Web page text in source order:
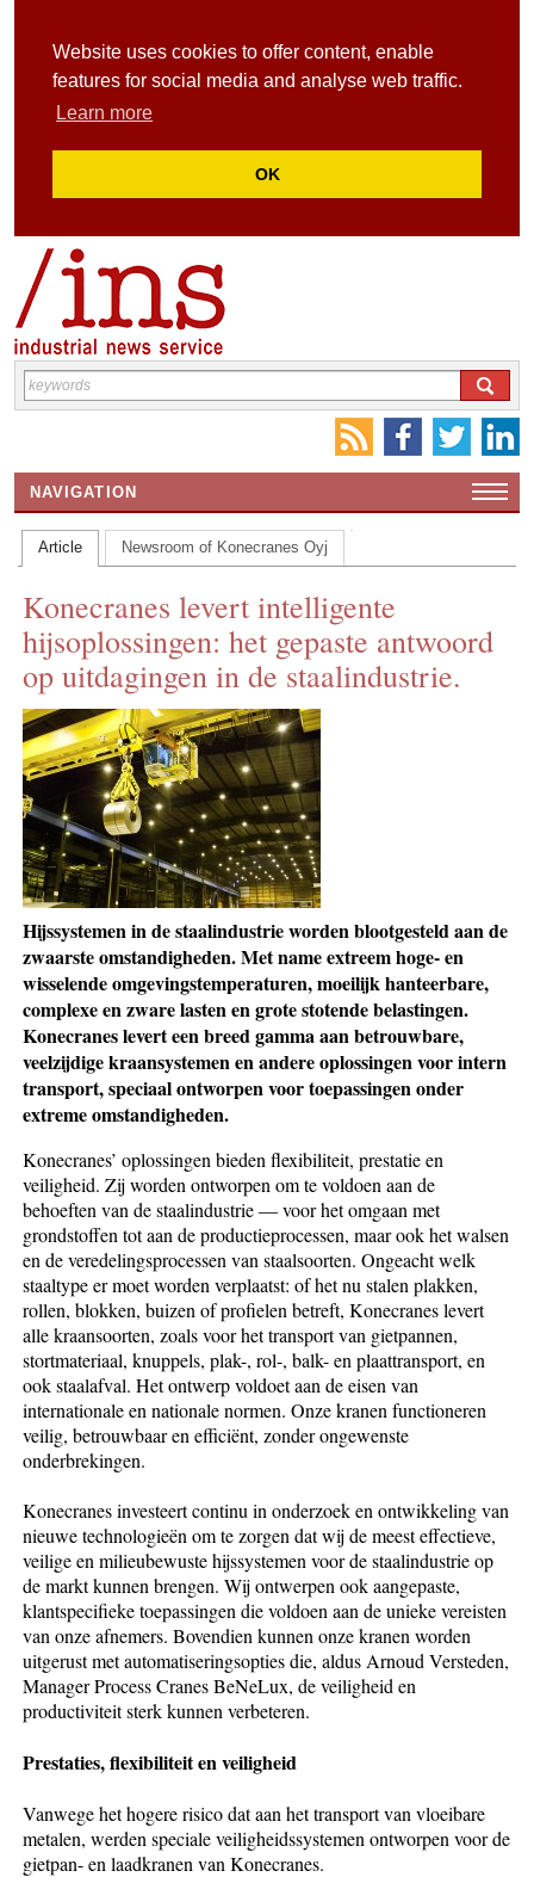
Website uses cookies to offer content, enable
features for social media and analyse web traffic.
Learn more
OK
NAVIGATION
HOME
CONTACT US
INS MAIN WEBSITE
ABOUT US
Article Newsroom of Konecranes Oyj
Konecranes levert intelligente
hijsoplossingen: het gepaste antwoord
op uitdagingen in de staalindustrie.
Hijssystemen in de staalindustrie worden blootgesteld aan de
zwaarste omstandigheden. Met name extreem hoge- en
wisselende omgevingstemperaturen, moeilijk hanteerbare,
complexe en zware lasten en grote stotende belastingen.
Konecranes levert een breed gamma aan betrouwbare,
veelzijdige kraansystemen en andere oplossingen voor intern
transport, speciaal ontworpen voor toepassingen onder
extreme omstandigheden.
Konecranes’ oplossingen bieden flexibiliteit, prestatie en
veiligheid. Zij worden ontworpen om te voldoen aan de
behoeften van de staalindustrie — voor het omgaan met
grondstoffen tot aan de productieprocessen, maar ook het walsen
en de veredelingsprocessen van staalsoorten. Ongeacht welk
staaltype er moet worden verplaatst: of het nu stalen plakken,
rollen, blokken, buizen of profielen betreft, Konecranes levert
alle kraansoorten, zoals voor het transport van gietpannen,
stortmateriaal, knuppels, plak-, rol-, balk- en plaattransport, en
ook staalafval. Het ontwerp voldoet aan de eisen van
internationale en nationale normen. Onze kranen functioneren
veilig, betrouwbaar en efficiënt, zonder ongewenste
onderbrekingen.
Konecranes investeert continu in onderzoek en ontwikkeling van
nieuwe technologieën om te zorgen dat wij de meest effectieve,
veilige en milieubewuste hijssystemen voor de staalindustrie op
de markt kunnen brengen. Wij ontwerpen ook aangepaste,
klantspecifieke toepassingen die voldoen aan de unieke vereisten
van onze afnemers. Bovendien kunnen onze kranen worden
uitgerust met automatiseringsopties die, aldus Arnoud Versteden,
Manager Process Cranes BeNeLux, de veiligheid en
productiviteit sterk kunnen verbeteren.
Prestaties, flexibiliteit en veiligheid
Vanwege het hogere risico dat aan het transport van vloeibare
metalen, werden speciale veiligheidssystemen ontworpen voor de
gietpan- en laadkranen van Konecranes.